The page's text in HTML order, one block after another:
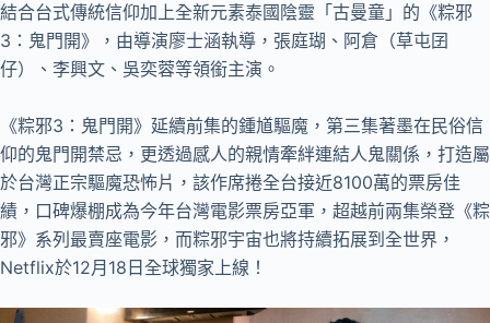
結合台式傳統信仰加上全新元素泰國陰靈「古曼童」的《粽邪
3：鬼門開》，由導演廖士涵執導，張庭瑚、阿倉（草屯囝
仔）、李興文、吳奕蓉等領銜主演。
《粽邪3：鬼門開》延續前集的鍾馗驅魔，第三集著墨在民俗信
仰的鬼門開禁忌，更透過感人的親情牽絆連結人鬼關係，打造屬
於台灣正宗驅魔恐怖片，該作席捲全台接近8100萬的票房佳
績，口碑爆棚成為今年台灣電影票房亞軍，超越前兩集榮登《粽
邪》系列最賣座電影，而粽邪宇宙也將持續拓展到全世界，
Netflix於12月18日全球獨家上線！